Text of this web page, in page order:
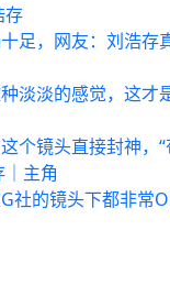
存
足，网友：刘浩存
淡淡的感觉，这才
个镜头直接封神，
主角
社的镜头下都非常